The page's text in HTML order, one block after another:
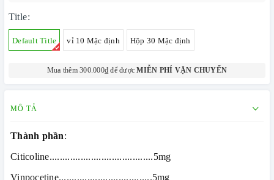
Title:
Default Title vỉ 10 Mặc định Hộp 30 Mặc định
Mua thêm 300.000₫ để đượcMIỄN PHÍ VẬN CHUYỂN
MÔ TẢ
Thành phần:
Citicoline........................................5mg
Vinpocetine....................................5mg